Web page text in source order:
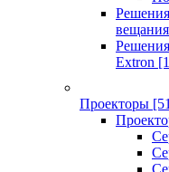
Решения
Extron
Проекторы